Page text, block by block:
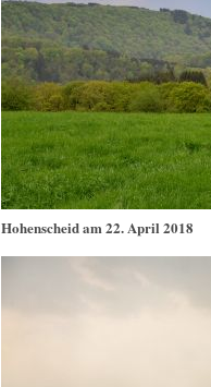
Hohenscheid am 22. April 2018